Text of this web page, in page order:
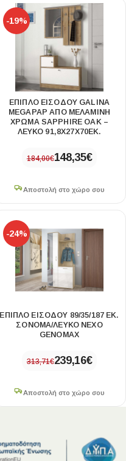
-19%
ΈΠΙΠΛΟ ΕΙΣΌΔΟΥ GALINA
MEGAPAP ΑΠΌ ΜΕΛΑΜΊΝΗ
ΧΡΏΜΑ SAPPHIRE OAK –
ΛΕΥΚΌ 91,8X27X70ΕΚ.
184,00€148,35€
Αποστολή στο χώρο σου
-24%
ΈΠΙΠΛΟ ΕΙΣΌΔΟΥ 89/35/187 ΕΚ.
ΣΌΝΟΜΑ/ΛΕΥΚΌ NEXO
GENOMAX
313,71€239,16€
Αποστολή στο χώρο σου